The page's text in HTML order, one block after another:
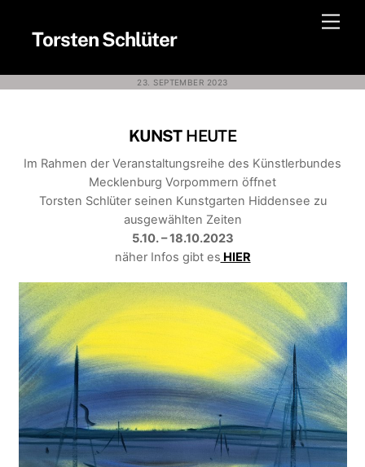
contentTorsten Schlüter
23. SEPTEMBER 2023
KUNSTHEUTE
Im Rahmen der Veranstaltungsreihe des Künstlerbundes
Mecklenburg Vorpommern öffnet
Torsten Schlüter seinen Kunstgarten Hiddensee zu
ausgewählten Zeiten
5.10. – 18.10.2023
näher Infos gibt es HIER